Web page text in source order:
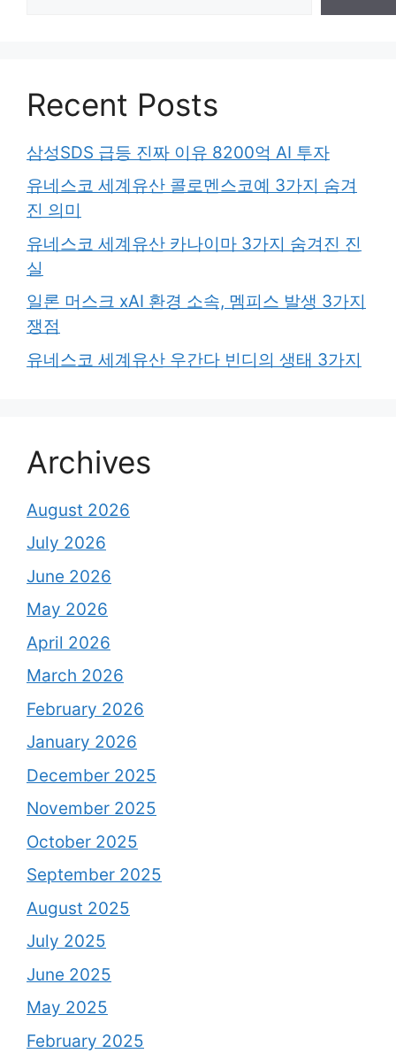
Recent Posts
삼성SDS 급등 진짜 이유 8200억 AI 투자
유네스코 세계유산 콜로멘스코예 3가지 숨겨
진 의미
유네스코 세계유산 카나이마 3가지 숨겨진 진
실
일론 머스크 xAI 환경 소속, 멤피스 발생 3가지
쟁점
유네스코 세계유산 우간다 빈디의 생태 3가지
Archives
August 2026
July 2026
June 2026
May 2026
April 2026
March 2026
February 2026
January 2026
December 2025
November 2025
October 2025
September 2025
August 2025
July 2025
June 2025
May 2025
February 2025